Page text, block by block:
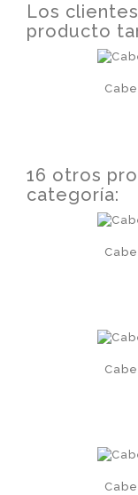
Los
producto
16 otros
categoría: